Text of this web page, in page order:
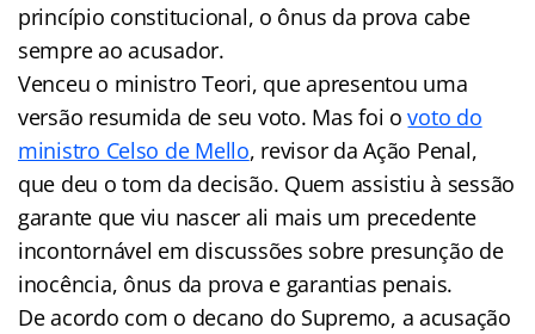
princípio constitucional, o ônus da prova cabe
sempre ao acusador.
Venceu o ministro Teori, que apresentou uma
versão resumida de seu voto. Mas foi ovoto do
ministro Celso de Mello, revisor da Ação Penal,
que deu o tom da decisão. Quem assistiu à sessão
garante que viu nascer ali mais um precedente
incontornável em discussões sobre presunção de
inocência, ônus da prova e garantias penais.
De acordo com o decano do Supremo, a acusação